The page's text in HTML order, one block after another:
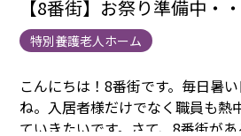
【8番街】お祭り準備中・
特別養護老人ホーム
こんにちは！8番街です。 毎日暑
ね。入居者様だけでなく職員も熱
ていきたいです。 さて、8番街が